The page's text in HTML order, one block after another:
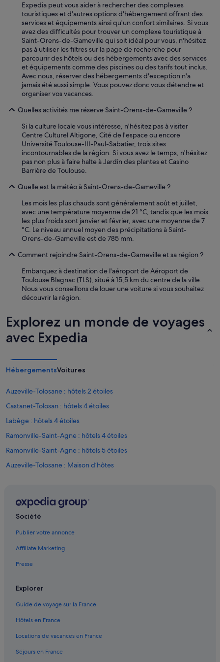
Expedia peut vous aider à rechercher des complexes
touristiques et d'autres options d'hébergement offrant des
services et équipements ainsi qu'un confort similaires. Si vous
avez des difficultés pour trouver un complexe touristique à
Saint-Orens-de-Gameville qui soit idéal pour vous, n'hésitez
pas à utiliser les filtres sur la page de recherche pour
parcourir des hôtels ou des hébergements avec des services
et équipements comme des piscines ou des tarifs tout inclus.
Avec nous, réserver des hébergements d'exception n'a
jamais été aussi simple. Vous pouvez donc vous détendre et
organiser vos vacances.
Quelles activités me réserve Saint-Orens-de-Gameville ?
Si la culture locale vous intéresse, n'hésitez pas à visiter
Centre Culturel Altigone, Cité de l'espace ou encore
Université Toulouse-III-Paul-Sabatier, trois sites
incontournables de la région. Si vous avez le temps, n'hésitez
pas non plus à faire halte à Jardin des plantes et Casino
Barrière de Toulouse.
Quelle est la météo à Saint-Orens-de-Gameville ?
Les mois les plus chauds sont généralement août et juillet,
avec une température moyenne de 21 °C, tandis que les mois
les plus froids sont janvier et février, avec une moyenne de 7
°C. Le niveau annuel moyen des précipitations à Saint-
Orens-de-Gameville est de 785 mm.
Comment rejoindre Saint-Orens-de-Gameville et sa région ?
Embarquez à destination de l'aéroport de Aéroport de
Toulouse Blagnac (TLS), situé à 15,5 km du centre de la ville.
Nous vous conseillons de louer une voiture si vous souhaitez
découvrir la région.
Explorez un monde de voyages
avec Expedia
HébergementsVoitures
Auzeville-Tolosane : hôtels 2 étoiles
Castanet-Tolosan : hôtels 4 étoiles
Labège : hôtels 4 étoiles
Ramonville-Saint-Agne : hôtels 4 étoiles
Ramonville-Saint-Agne : hôtels 5 étoiles
Auzeville-Tolosane : Maison d’hôtes
Auzeville-Tolosane : hôtels
Balma : hôtels Hôtels tout compris
Balma : hôtels
Castanet-Tolosan : hôtels Hôtels avec spa
Société
Publier votre annonce
Affiliate Marketing
Presse
Explorer
Guide de voyage sur la France
Hôtels en France
Locations de vacances en France
Séjours en France